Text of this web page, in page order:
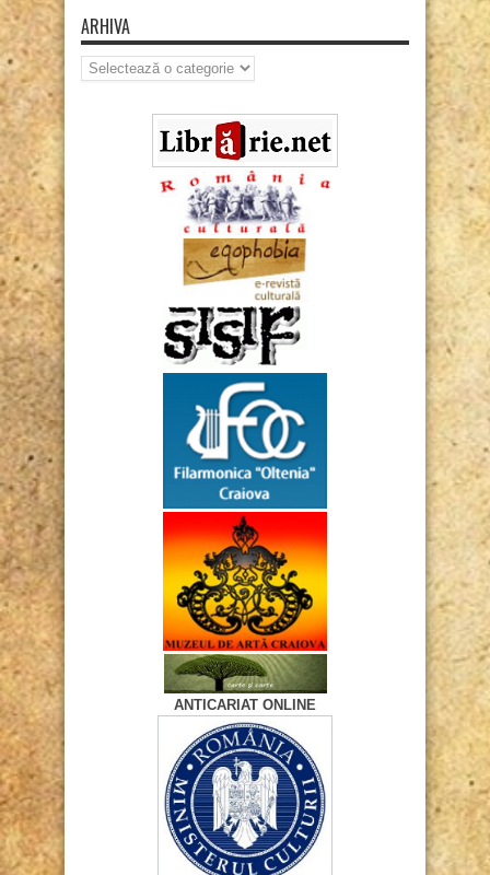
ARHIVA
Arhiva
ANTICARIAT ONLINE